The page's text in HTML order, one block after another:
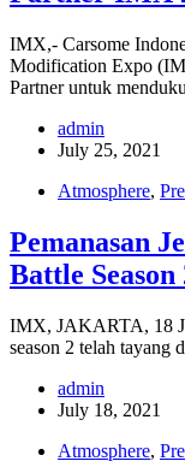
IMX,- Carsome
Modification Expo
Partner untuk
admin
July 25, 2021
Atmosphere,
Pemanasan
Battle
IMX, JAKARTA, 18
season 2 telah
admin
July 18, 2021
Atmosphere,